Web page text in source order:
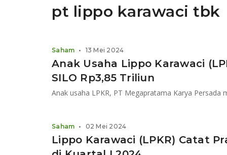
Bebas pilih partner penyimpanan, harga
relatif stabil.
pt lippo karawaci tbk
Anak Usaha Lippo Karawaci
SILO Rp3,85 Triliun
Saham • 13 Mei 2024
Lippo Karawaci (LPKR) Catat
Saham • 02 Mei 2024